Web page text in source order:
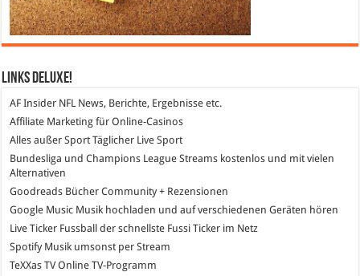
Links DeLuXe!
AF Insider NFL News, Berichte, Ergebnisse etc.
Affiliate Marketing für Online-Casinos
Alles außer Sport Täglicher Live Sport
Bundesliga und Champions League Streams kostenlos und mit vielen
Alternativen
Goodreads Bücher Community + Rezensionen
Google Music Musik hochladen und auf verschiedenen Geräten hören
Live Ticker Fussball der schnellste Fussi Ticker im Netz
SpotifyMusik umsonst per Stream
TeXXas TVOnline TV-Programm